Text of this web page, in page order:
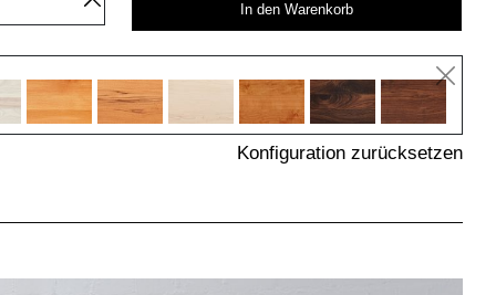
In den Warenkorb
Konfiguration zurücksetzen